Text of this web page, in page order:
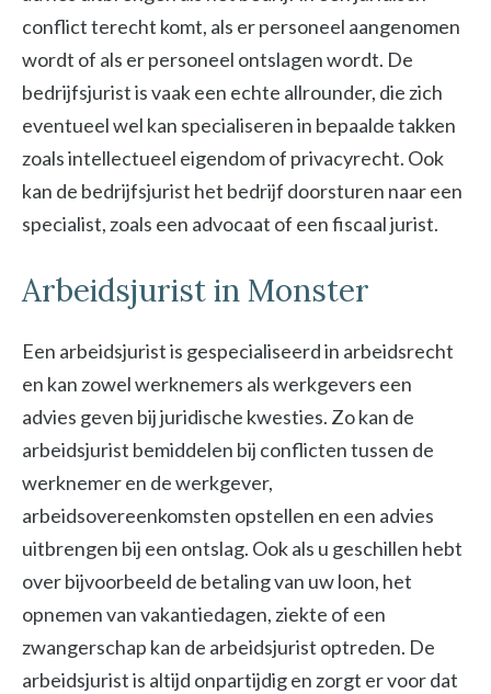
conflict terecht komt, als er personeel aangenomen
wordt of als er personeel ontslagen wordt. De
bedrijfsjurist is vaak een echte allrounder, die zich
eventueel wel kan specialiseren in bepaalde takken
zoals intellectueel eigendom of privacyrecht. Ook
kan de bedrijfsjurist het bedrijf doorsturen naar een
specialist, zoals een advocaat of een fiscaal jurist.
Arbeidsjurist in Monster
Een arbeidsjurist is gespecialiseerd in arbeidsrecht
en kan zowel werknemers als werkgevers een
advies geven bij juridische kwesties. Zo kan de
arbeidsjurist bemiddelen bij conflicten tussen de
werknemer en de werkgever,
arbeidsovereenkomsten opstellen en een advies
uitbrengen bij een ontslag. Ook als u geschillen hebt
over bijvoorbeeld de betaling van uw loon, het
opnemen van vakantiedagen, ziekte of een
zwangerschap kan de arbeidsjurist optreden. De
arbeidsjurist is altijd onpartijdig en zorgt er voor dat